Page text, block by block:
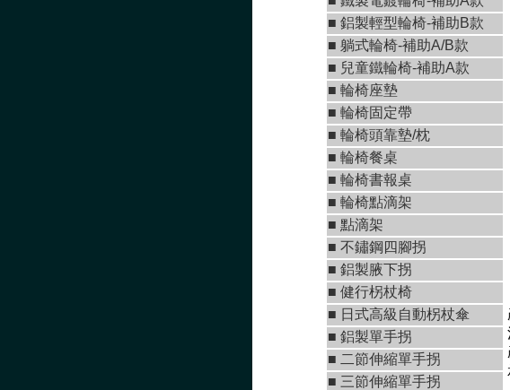
■ 鋁製輕型輪椅-補助B款
■ 躺式輪椅-補助A/B款
■ 兒童鐵輪椅-補助A款
■ 輪椅座墊
■ 輪椅固定帶
■ 輪椅頭靠墊/枕
■ 輪椅餐桌
■ 輪椅書報桌
■ 輪椅點滴架
■ 點滴架
■ 不鏽鋼四腳拐
■ 鋁製腋下拐
■ 健行柺杖椅
■ 日式高級自動柺杖傘
■ 鋁製單手拐
■ 二節伸縮單手拐
■ 三節伸縮單手拐